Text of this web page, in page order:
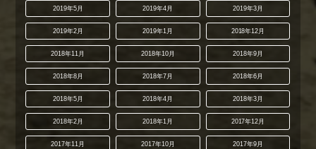
2019年5月 2019年4月 2019年3月
2019年2月 2019年1月 2018年12月
2018年11月 2018年10月 2018年9月
2018年8月 2018年7月 2018年6月
2018年5月 2018年4月 2018年3月
2018年2月 2018年1月 2017年12月
2017年11月 2017年10月 2017年9月